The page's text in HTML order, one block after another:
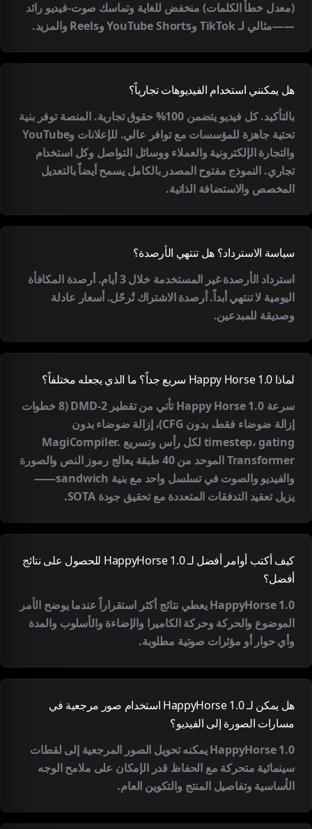
(معدل خطأ الكلمات) منخفض للغاية وتماسك صوت-فيديو رائد
——مثالي لـ TikTok وYouTube Shorts وReels والمزيد.
هل يمكنني استخدام الفيديوهات تجارياً؟
بالتأكيد. كل فيديو يتضمن 100% حقوق تجارية. المنصة توفر بنية
تحتية جاهزة للمؤسسات مع توافر عالي. للإعلانات وYouTube
والتجارة الإلكترونية والعملاء ووسائل التواصل وكل استخدام
تجاري. النموذج مفتوح المصدر بالكامل يسمح أيضاً بالتعديل
المخصص والاستضافة الذاتية.
سياسة الاسترداد؟ هل تنتهي الأرصدة؟
استرداد الأرصدة غير المستخدمة خلال 3 أيام. أرصدة المكافأة
اليومية لا تنتهي أبداً. أرصدة الاشتراك تُرحّل. أسعار عادلة
وصديقة للمبدعين.
لماذا Happy Horse 1.0 سريع جداً؟ ما الذي يجعله مختلفاً؟
سرعة Happy Horse 1.0 تأتي من تقطير DMD-2 (8 خطوات
إزالة ضوضاء فقط، بدون CFG)، إزالة ضوضاء بدون
timestep، gating لكل رأس وتسريع MagiCompiler.
Transformer الموحد من 40 طبقة يعالج رموز النص والصورة
والفيديو والصوت في تسلسل واحد مع بنية sandwich——
يزيل تعقيد التدفقات المتعددة مع تحقيق جودة SOTA.
كيف أكتب أوامر أفضل لـ HappyHorse 1.0 للحصول على نتائج
أفضل؟
HappyHorse 1.0 يعطي نتائج أكثر استقراراً عندما يوضح الأمر
الموضوع والحركة وحركة الكاميرا والإضاءة والأسلوب والمدة
وأي حوار أو مؤثرات صوتية مطلوبة.
هل يمكن لـ HappyHorse 1.0 استخدام صور مرجعية في
مسارات الصورة إلى الفيديو؟
HappyHorse 1.0 يمكنه تحويل الصور المرجعية إلى لقطات
سينمائية متحركة مع الحفاظ قدر الإمكان على ملامح الوجه
الأساسية وتفاصيل المنتج والتكوين العام.